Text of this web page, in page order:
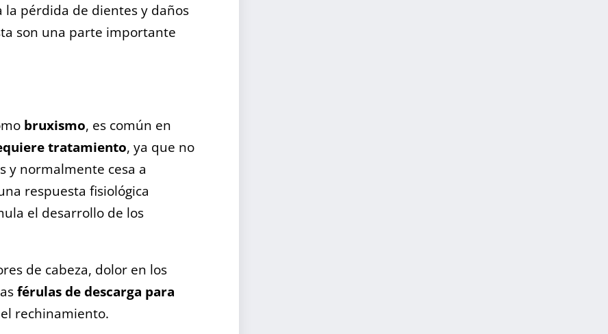
pérdida de dientes y daños
son una parte importante
bruxismo, es común en
tratamiento, ya que no
y normalmente cesa a
respuesta fisiológica
el desarrollo de los
de cabeza, dolor en los
férulas de descarga para
rechinamiento.